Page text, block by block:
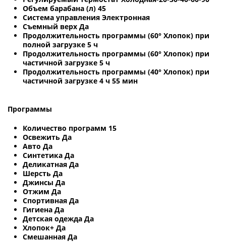
Объем барабана (л) 45
Система управления Электронная
Съемный верх Да
Продолжительность программы (60° Хлопок) при
полной загрузке 5 ч
Продолжительность программы (60° Хлопок) при
частичной загрузке 5 ч
Продолжительность программы (40° Хлопок) при
частичной загрузке 4 ч 55 мин
Программы
Количество программ 15
Освежить Да
Авто Да
Синтетика Да
Деликатная Да
Шерсть Да
Джинсы Да
Отжим Да
Спортивная Да
Гигиена Да
Детская одежда Да
Хлопок+ Да
Смешанная Да